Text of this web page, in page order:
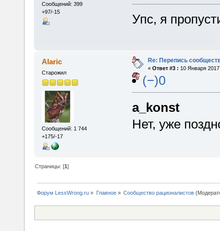
Сообщений: 399
+97/-15
Упс, я
Alaric
Старожил
Сообщений: 1 744
+175/-17
Re: Перепись
« Ответ #3 : 10 Января
(−)0
a_konst
Нет, уже
Страницы: [1]
Форум LessWrong.ru » Главное» Сообщество рационалистов